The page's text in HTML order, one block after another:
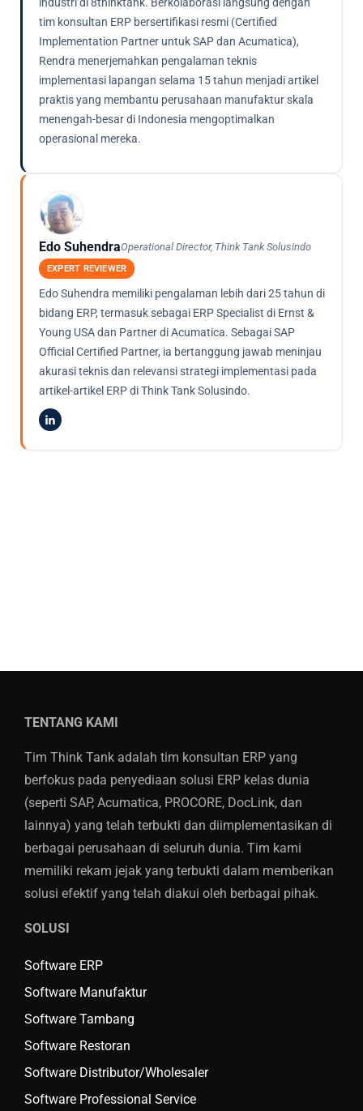
tim konsultan ERP bersertifikasi resmi (Certified
Implementation Partner untuk SAP dan Acumatica),
Rendra menerjemahkan pengalaman teknis
implementasi lapangan selama 15 tahun menjadi artikel
praktis yang membantu perusahaan manufaktur skala
menengah-besar di Indonesia mengoptimalkan
operasional mereka.
Edo SuhendraOperational Director, Think Tank Solusindo
EXPERT REVIEWER
Edo Suhendra memiliki pengalaman lebih dari 25 tahun di
bidang ERP, termasuk sebagai ERP Specialist di Ernst &
Young USA dan Partner di Acumatica. Sebagai SAP
Official Certified Partner, ia bertanggung jawab meninjau
akurasi teknis dan relevansi strategi implementasi pada
artikel-artikel ERP di Think Tank Solusindo.
TENTANG KAMI
Tim Think Tank adalah tim konsultan ERP yang
berfokus pada penyediaan solusi ERP kelas dunia
(seperti SAP, Acumatica, PROCORE, DocLink, dan
lainnya) yang telah terbukti dan diimplementasikan di
berbagai perusahaan di seluruh dunia. Tim kami
memiliki rekam jejak yang terbukti dalam memberikan
solusi efektif yang telah diakui oleh berbagai pihak.
SOLUSI
Software ERP
Software Manufaktur
Software Tambang
Software Restoran
Software Distributor/Wholesaler
Software Professional Service